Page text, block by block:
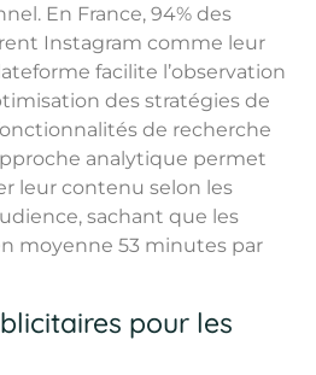
En France, 94% des
Instagram comme leur
facilite l’observation
des stratégies de
de recherche
analytique permet
leur contenu selon les
sachant que les
moyenne 53 minutes par
pour les